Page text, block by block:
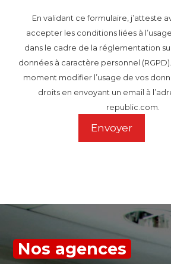
En validant ce formulaire, j’atteste
accepter les conditions liées à
dans le cadre de la réglementation
données à caractère personnel
moment modifier l’usage de vos
droits en envoyant un email à
republic.com.
Nos agences